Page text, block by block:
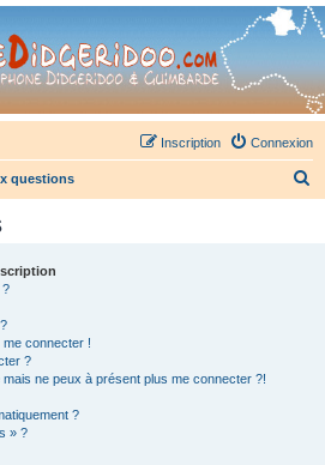
Didgeridoo - retrouvez la communauté.
Connexion
Inscription
questions
?
connecter !
?
ne peux à présent plus me connecter ?!
?
» ?